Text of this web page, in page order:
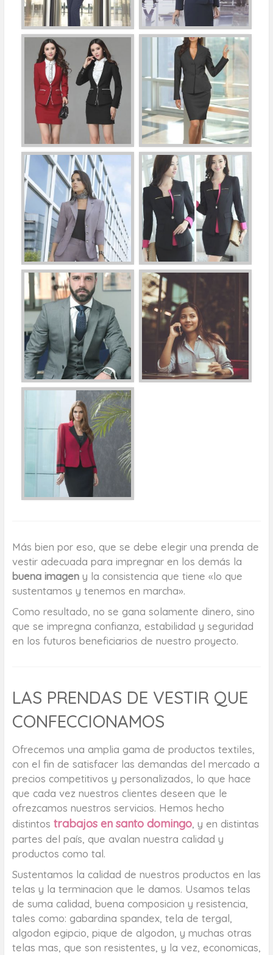
Más bien por eso, que se debe elegir una prenda de
vestir adecuada para impregnar en los demás la
buena imageny la consistencia que tiene «lo que
sustentamos y tenemos en marcha».
Como resultado, no se gana solamente dinero, sino
que se impregna confianza, estabilidad y seguridad
en los futuros beneficiarios de nuestro proyecto.
LAS PRENDAS DE VESTIR QUE
CONFECCIONAMOS
Ofrecemos una amplia gama de productos textiles,
con el fin de satisfacer las demandas del mercado a
precios competitivos y personalizados, lo que hace
que cada vez nuestros clientes deseen que le
ofrezcamos nuestros servicios. Hemos hecho
distintos trabajos en santo domingo, y en distintas
partes del país, que avalan nuestra calidad y
productos como tal.
Sustentamos la calidad de nuestros productos en las
telas y la terminacion que le damos. Usamos telas
de suma calidad, buena composicion y resistencia,
tales como: gabardina spandex, tela de tergal,
algodon egipcio, pique de algodon, y muchas otras
telas mas, que son resistentes, y la vez, economicas,